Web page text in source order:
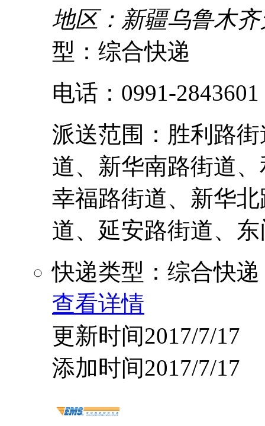
地区：新疆乌鲁木
型：综合快递
电话：0991-2843601
派送范围：胜利路
道、新华南路街道
幸福路街道、新华
道、延安路街道、
快递类型：综合快递
查看详情
更新时间2017/7/17
添加时间2017/7/17